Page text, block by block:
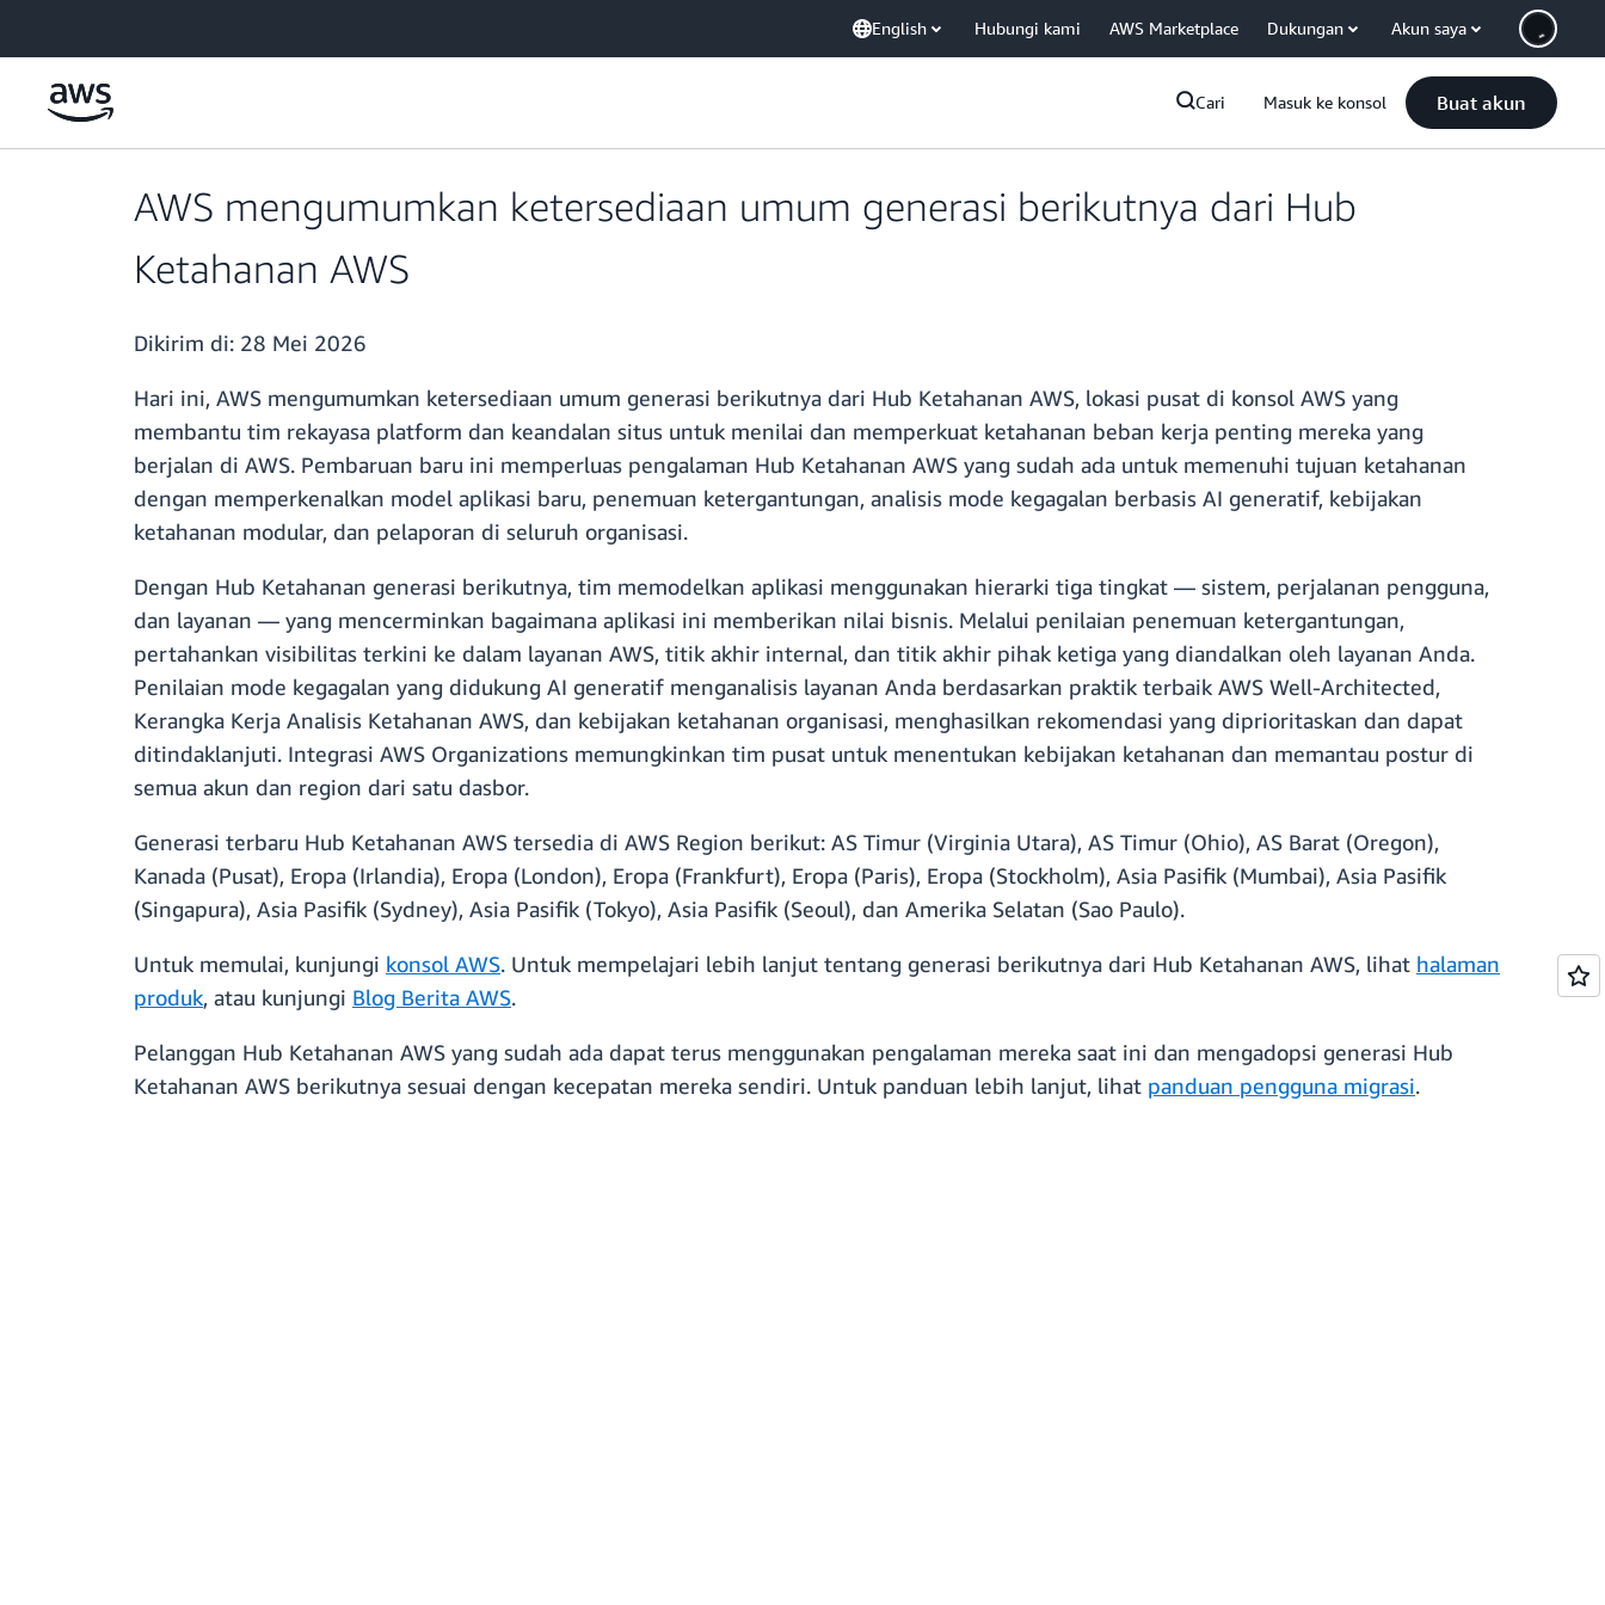
English Hubungi kami AWS Marketplace Dukungan Akun saya
Cari Masuk ke konsol Buat akun
AWS mengumumkan ketersediaan umum generasi berikutnya dari Hub
Ketahanan AWS
Dikirim di: 28 Mei 2026
Hari ini, AWS mengumumkan ketersediaan umum generasi berikutnya dari Hub Ketahanan AWS, lokasi pusat di konsol AWS yang
membantu tim rekayasa platform dan keandalan situs untuk menilai dan memperkuat ketahanan beban kerja penting mereka yang
berjalan di AWS. Pembaruan baru ini memperluas pengalaman Hub Ketahanan AWS yang sudah ada untuk memenuhi tujuan ketahanan
dengan memperkenalkan model aplikasi baru, penemuan ketergantungan, analisis mode kegagalan berbasis AI generatif, kebijakan
ketahanan modular, dan pelaporan di seluruh organisasi.
Dengan Hub Ketahanan generasi berikutnya, tim memodelkan aplikasi menggunakan hierarki tiga tingkat — sistem, perjalanan pengguna,
dan layanan — yang mencerminkan bagaimana aplikasi ini memberikan nilai bisnis. Melalui penilaian penemuan ketergantungan,
pertahankan visibilitas terkini ke dalam layanan AWS, titik akhir internal, dan titik akhir pihak ketiga yang diandalkan oleh layanan Anda.
Penilaian mode kegagalan yang didukung AI generatif menganalisis layanan Anda berdasarkan praktik terbaik AWS Well-Architected,
Kerangka Kerja Analisis Ketahanan AWS, dan kebijakan ketahanan organisasi, menghasilkan rekomendasi yang diprioritaskan dan dapat
ditindaklanjuti. Integrasi AWS Organizations memungkinkan tim pusat untuk menentukan kebijakan ketahanan dan memantau postur di
semua akun dan region dari satu dasbor.
Generasi terbaru Hub Ketahanan AWS tersedia di AWS Region berikut: AS Timur (Virginia Utara), AS Timur (Ohio), AS Barat (Oregon),
Kanada (Pusat), Eropa (Irlandia), Eropa (London), Eropa (Frankfurt), Eropa (Paris), Eropa (Stockholm), Asia Pasifik (Mumbai), Asia Pasifik
(Singapura), Asia Pasifik (Sydney), Asia Pasifik (Tokyo), Asia Pasifik (Seoul), dan Amerika Selatan (Sao Paulo).
Untuk memulai, kunjungi konsol AWS. Untuk mempelajari lebih lanjut tentang generasi berikutnya dari Hub Ketahanan AWS, lihat halaman
produk, atau kunjungi Blog Berita AWS.
Pelanggan Hub Ketahanan AWS yang sudah ada dapat terus menggunakan pengalaman mereka saat ini dan mengadopsi generasi Hub
Ketahanan AWS berikutnya sesuai dengan kecepatan mereka sendiri. Untuk panduan lebih lanjut, lihat panduan pengguna migrasi.